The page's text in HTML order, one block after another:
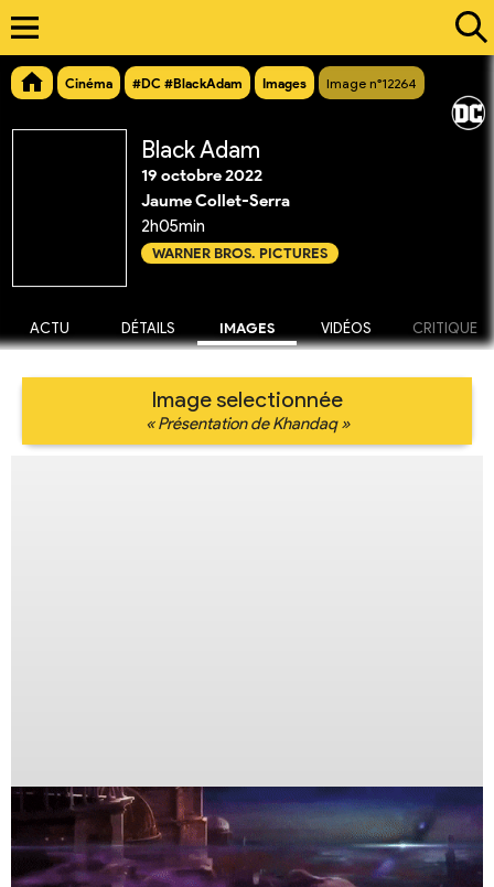
Cinéma #DC #BlackAdam Images Image n°12264
Black Adam
19 octobre 2022
Jaume Collet-Serra
2h05min
WARNER BROS. PICTURES
ACTU DÉTAILS IMAGES VIDÉOS CRITIQUE
Image selectionnée
« Présentation de Khandaq »